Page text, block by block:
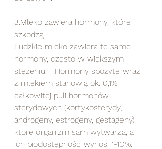
3.Mleko zawiera hormony, które
szkodzą.
Ludzkie mleko zawiera te same
hormony, często w większym
stężeniu. 	Hormony spożyte wraz
z mlekiem stanowią ok. 0,1%
całkowitej puli hormonów
sterydowych (kortykosterydy,
androgeny, estrogeny, gestageny),
które organizm sam wytwarza, a
ich biodostępność wynosi 1-10%.